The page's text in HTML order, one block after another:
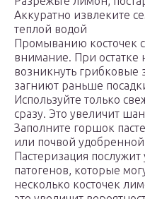
Аккуратно извлеките
теплой водой
Промыванию косточек
внимание. При остатке
возникнуть грибковые
загниют раньше
Используйте только
сразу. Это увеличит
Заполните горшок
или почвой
Пастеризация
патогенов, которые
несколько косточек